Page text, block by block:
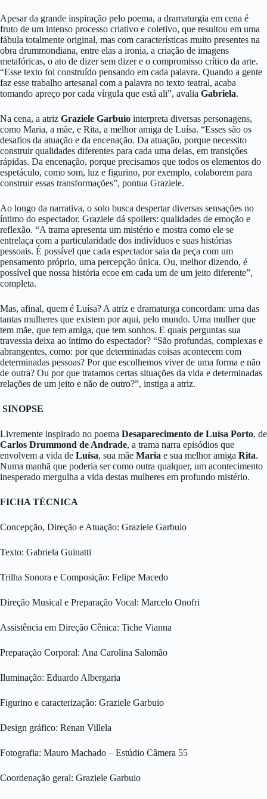
Apesar da grande inspiração pelo poema, a dramaturgia em cena é
fruto de um intenso processo criativo e coletivo, que resultou em uma
fábula totalmente original, mas com características muito presentes na
obra drummondiana, entre elas a ironia, a criação de imagens
metafóricas, o ato de dizer sem dizer e o compromisso crítico da arte.
“Esse texto foi construído pensando em cada palavra. Quando a gente
faz esse trabalho artesanal com a palavra no texto teatral, acaba
tomando apreço por cada vírgula que está ali”, avalia Gabriela.
Na cena, a atriz Graziele Garbuio interpreta diversas personagens,
como Maria, a mãe, e Rita, a melhor amiga de Luísa. “Esses são os
desafios da atuação e da encenação. Da atuação, porque necessito
construir qualidades diferentes para cada uma delas, em transições
rápidas. Da encenação, porque precisamos que todos os elementos do
espetáculo, como som, luz e figurino, por exemplo, colaborem para
construir essas transformações”, pontua Graziele.
Ao longo da narrativa, o solo busca despertar diversas sensações no
íntimo do espectador. Graziele dá spoilers: qualidades de emoção e
reflexão. “A trama apresenta um mistério e mostra como ele se
entrelaça com a particularidade dos indivíduos e suas histórias
pessoais. É possível que cada espectador saia da peça com um
pensamento próprio, uma percepção única. Ou, melhor dizendo, é
possível que nossa história ecoe em cada um de um jeito diferente”,
completa.
Mas, afinal, quem é Luísa? A atriz e dramaturga concordam: uma das
tantas mulheres que existem por aqui, pelo mundo. Uma mulher que
tem mãe, que tem amiga, que tem sonhos. E quais perguntas sua
travessia deixa ao íntimo do espectador? “São profundas, complexas e
abrangentes, como: por que determinadas coisas acontecem com
determinadas pessoas? Por que escolhemos viver de uma forma e não
de outra? Ou por que tratamos certas situações da vida e determinadas
relações de um jeito e não de outro?”, instiga a atriz.
SINOPSE
Livremente inspirado no poema Desaparecimento de Luísa Porto, de
Carlos Drummond de Andrade, a trama narra episódios que
envolvem a vida de Luísa, sua mãe Maria e sua melhor amiga Rita.
Numa manhã que poderia ser como outra qualquer, um acontecimento
inesperado mergulha a vida destas mulheres em profundo mistério.
FICHA TÉCNICA
Concepção, Direção e Atuação: Graziele Garbuio
Texto: Gabriela Guinatti
Trilha Sonora e Composição: Felipe Macedo
Direção Musical e Preparação Vocal: Marcelo Onofri
Assistência em Direção Cênica: Tiche Vianna
Preparação Corporal: Ana Carolina Salomão
Iluminação: Eduardo Albergaria
Figurino e caracterização: Graziele Garbuio
Design gráfico: Renan Villela
Fotografia: Mauro Machado – Estúdio Câmera 55
Coordenação geral: Graziele Garbuio